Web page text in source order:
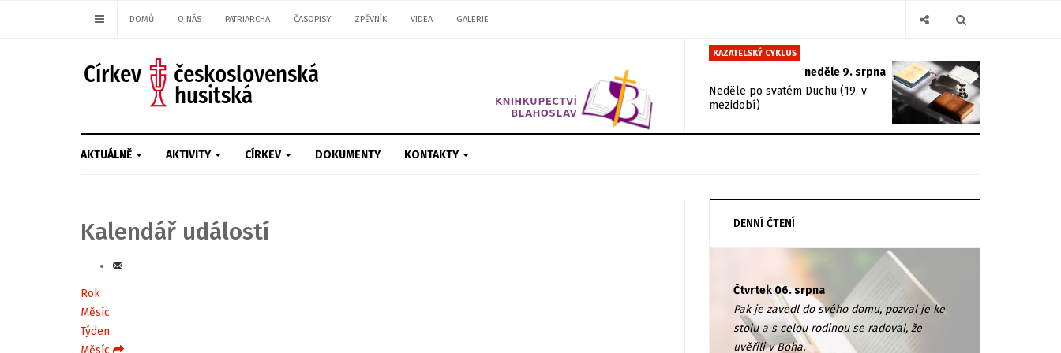
DOMŮ O NÁS PATRIARCHA ČASOPISY ZPĚVNÍK VIDEA GALERIE
KAZATELSKÝ CYKLUS
neděle 9. srpna
Neděle po svatém Duchu (19. v
mezidobí)
AKTUÁLNĚ AKTIVITY CÍRKEV DOKUMENTY KONTAKTY
Kalendář událostí
Rok
Měsíc
Týden
Měsíc
DENNÍ ČTENÍ
Čtvrtek 06. srpna
Pak je zavedl do svého domu, pozval je ke
stolu a s celou rodinou se radoval, že
uvěřili v Boha.